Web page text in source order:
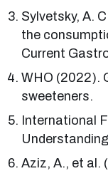
Sylvetsky, A.
the
Current
WHO (2022).
sweeteners.
International
Aziz, A., et al.